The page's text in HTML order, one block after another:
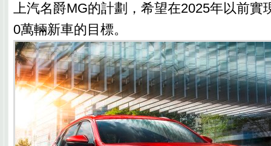
上汽名爵MG的計劃，希望在2025年以前實
0萬輛新車的目標。